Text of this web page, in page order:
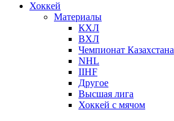
Хоккей
Материалы
КХЛ
ВХЛ
Чемпионат Казахстана
NHL
IIHF
Другое
Высшая лига
Хоккей с мячом